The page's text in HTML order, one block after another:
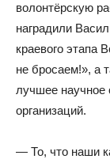
волонтёрскую
наградили
краевого этапа
не бросаем!», а
лучшее
организаций.
— То, что наши